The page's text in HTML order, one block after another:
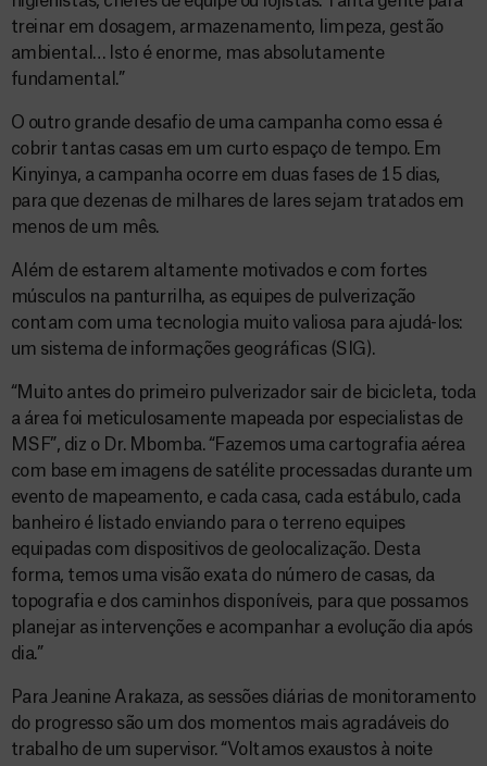
treinar em dosagem, armazenamento, limpeza, gestão
ambiental… Isto é enorme, mas absolutamente
fundamental.”
O outro grande desafio de uma campanha como essa é
cobrir tantas casas em um curto espaço de tempo. Em
Kinyinya, a campanha ocorre em duas fases de 15 dias,
para que dezenas de milhares de lares sejam tratados em
menos de um mês.
Além de estarem altamente motivados e com fortes
músculos na panturrilha, as equipes de pulverização
contam com uma tecnologia muito valiosa para ajudá-los:
um sistema de informações geográficas (SIG).
“Muito antes do primeiro pulverizador sair de bicicleta, toda
a área foi meticulosamente mapeada por especialistas de
MSF”, diz o Dr. Mbomba. “Fazemos uma cartografia aérea
com base em imagens de satélite processadas durante um
evento de mapeamento, e cada casa, cada estábulo, cada
banheiro é listado enviando para o terreno equipes
equipadas com dispositivos de geolocalização. Desta
forma, temos uma visão exata do número de casas, da
topografia e dos caminhos disponíveis, para que possamos
planejar as intervenções e acompanhar a evolução dia após
dia.”
Para Jeanine Arakaza, as sessões diárias de monitoramento
do progresso são um dos momentos mais agradáveis do
trabalho de um supervisor. “Voltamos exaustos à noite